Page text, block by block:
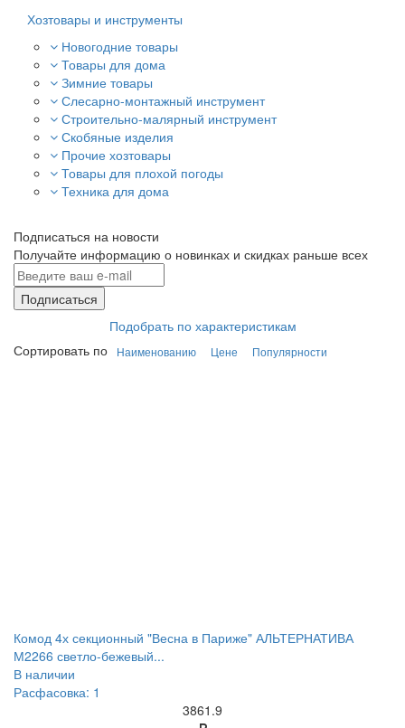
Хозтовары и инструменты
Новогодние товары
Товары для дома
Зимние товары
Слесарно-монтажный инструмент
Строительно-малярный инструмент
Скобяные изделия
Прочие хозтовары
Товары для плохой погоды
Техника для дома
Подписаться на новости
Получайте информацию о новинках и скидках раньше всех
Подписаться
Подобрать по характеристикам
Сортировать по
Наименованию Цене Популярности
Комод 4х секционный "Весна в Париже" АЛЬТЕРНАТИВА
М2266 светло-бежевый...
В наличии
Расфасовка: 1
3861.9